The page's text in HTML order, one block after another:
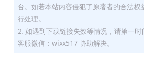
台。如若本站内容侵犯了原著者的合法权
行处理。
2. 如遇到下载链接失效等情况，请第一
客服微信：wixx517 协助解决。